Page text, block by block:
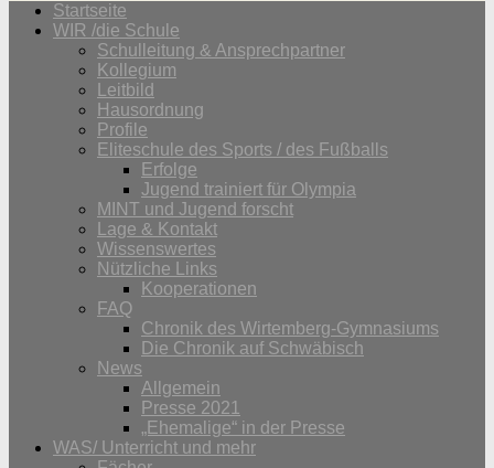
Startseite
WIR /die Schule
Schulleitung & Ansprechpartner
Kollegium
Leitbild
Hausordnung
Profile
Eliteschule des Sports / des Fußballs
Erfolge
Jugend trainiert für Olympia
MINT und Jugend forscht
Lage & Kontakt
Wissenswertes
Nützliche Links
Kooperationen
FAQ
Chronik des Wirtemberg-Gymnasiums
Die Chronik auf Schwäbisch
News
Allgemein
Presse 2021
„Ehemalige“ in der Presse
WAS/ Unterricht und mehr